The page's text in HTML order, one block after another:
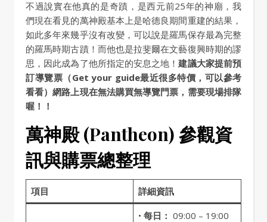
不過說實在他真的是奇蹟，是西元前25年的神廟，我
們現在看見的萬神殿基本上是哈德良期間重建的結果，
如此多年來幾乎沒有改變，可以說是羅馬保存最為完整
的羅馬時期古蹟！而他也是拉斐爾在文藝復興時期的謬
思，因此成為了他所指定的安息之地！建議大家提前預
訂導覽票（Get your guide最近很多特價，可以參考
看看）網路上現在無法購買無導覽門票，需要現場排隊
喔！！
萬神殿 (Pantheon) 參觀資
訊與購票總整理
項目 詳細資訊
• 每日： 09:00 – 19:00